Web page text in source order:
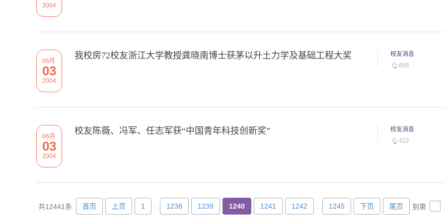
2004
06月
03
2004
我校房72校友浙江大学教授龚晓南博士获茅以升土力学及基础工程大奖
校友消息
695
06月
03
2004
校友陈薇、冯军、任志军获“中国青年科技创新奖”
校友消息
422
共12441条 首页 上页 1 1238 1239 1240 1241 1242 1245 下页 尾页 到第